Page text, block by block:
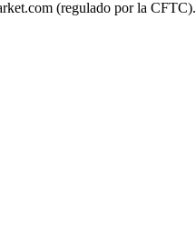
(regulado por la CFTC).